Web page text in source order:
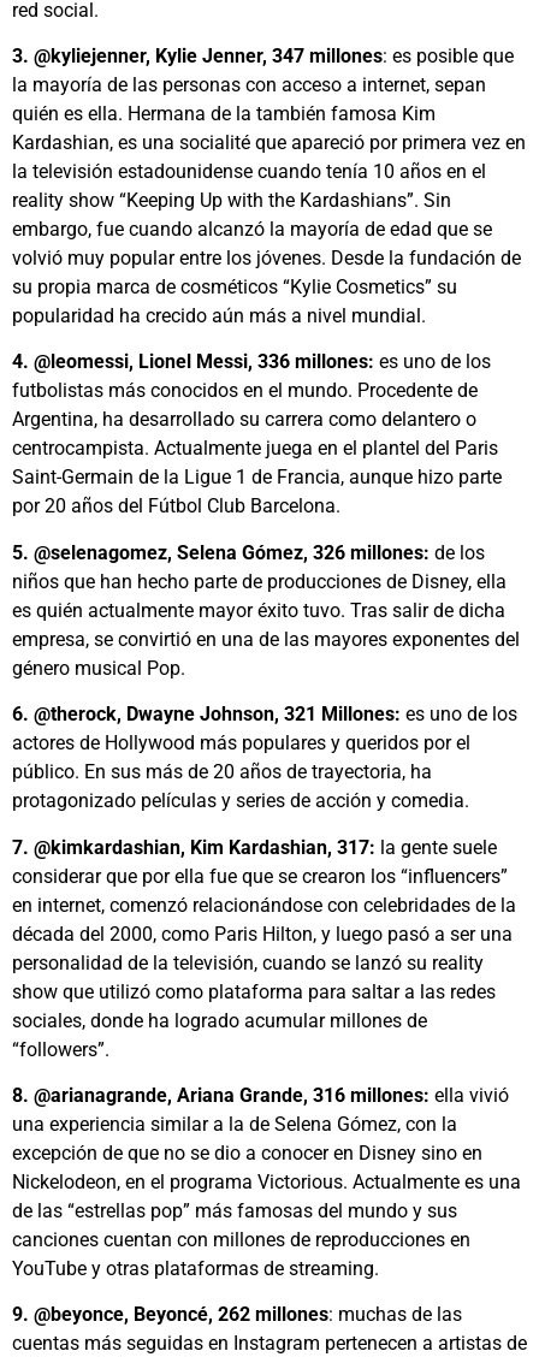
red social.
3. @kyliejenner, Kylie Jenner, 347 millones: es posible que
la mayoría de las personas con acceso a internet, sepan
quién es ella. Hermana de la también famosa Kim
Kardashian, es una socialité que apareció por primera vez en
la televisión estadounidense cuando tenía 10 años en el
reality show “Keeping Up with the Kardashians”. Sin
embargo, fue cuando alcanzó la mayoría de edad que se
volvió muy popular entre los jóvenes. Desde la fundación de
su propia marca de cosméticos “Kylie Cosmetics” su
popularidad ha crecido aún más a nivel mundial.
4. @leomessi, Lionel Messi, 336 millones: es uno de los
futbolistas más conocidos en el mundo. Procedente de
Argentina, ha desarrollado su carrera como delantero o
centrocampista. Actualmente juega en el plantel del Paris
Saint-Germain de la Ligue 1 de Francia, aunque hizo parte
por 20 años del Fútbol Club Barcelona.
5. @selenagomez, Selena Gómez, 326 millones: de los
niños que han hecho parte de producciones de Disney, ella
es quién actualmente mayor éxito tuvo. Tras salir de dicha
empresa, se convirtió en una de las mayores exponentes del
género musical Pop.
6. @therock, Dwayne Johnson, 321 Millones: es uno de los
actores de Hollywood más populares y queridos por el
público. En sus más de 20 años de trayectoria, ha
protagonizado películas y series de acción y comedia.
7. @kimkardashian, Kim Kardashian, 317: la gente suele
considerar que por ella fue que se crearon los “influencers”
en internet, comenzó relacionándose con celebridades de la
década del 2000, como Paris Hilton, y luego pasó a ser una
personalidad de la televisión, cuando se lanzó su reality
show que utilizó como plataforma para saltar a las redes
sociales, donde ha logrado acumular millones de
“followers”.
8. @arianagrande, Ariana Grande, 316 millones: ella vivió
una experiencia similar a la de Selena Gómez, con la
excepción de que no se dio a conocer en Disney sino en
Nickelodeon, en el programa Victorious. Actualmente es una
de las “estrellas pop” más famosas del mundo y sus
canciones cuentan con millones de reproducciones en
YouTube y otras plataformas de streaming.
9. @beyonce, Beyoncé, 262 millones: muchas de las
cuentas más seguidas en Instagram pertenecen a artistas de